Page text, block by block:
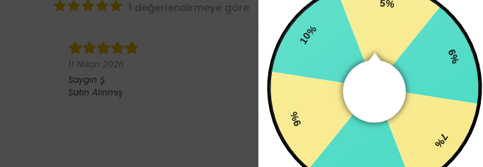
1 değerlendirmeye göre
11 Nisan 2026
Saygın Ş.
Satın Alınmış